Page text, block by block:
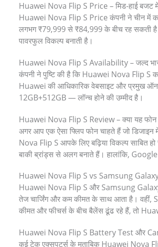
Huawei Nova Flip S Price – मिड-हाई बजट
Huawei Nova Flip S Price कंपनी ने चीन में
लगभग ₹79,999 से ₹84,999 के बीच रह सकती
पावरफुल विकल्प बनाती है।
Huawei Nova Flip S Availability – जल्द
कंपनी ने पुष्टि की है कि Huawei Nova Flip S
Huawei की आधिकारिक वेबसाइट और प्रमुख
12GB+512GB — लॉन्च होने की उम्मीद है।
Huawei Nova Flip S Review – क्या यह फोन
अगर आप एक ऐसा फ्लिप फोन चाहते हैं जो डिजाइन
Nova Flip S आपके लिए बढ़िया विकल्प साबित
बाकी ब्रांड्स से अलग बनाते हैं। हालांकि,
Huawei Nova Flip S vs Samsung
Huawei Nova Flip S और Samsung Galaxy
तेज चार्जिंग और कम कीमत के साथ आता है। वहीं,
कीमत और फीचर्स के बीच बैलेंस ढूंढ रहे हैं, तो
Huawei Nova Flip S Battery Test और
कई टेक एक्सपर्ट्स के मुताबिक Huawei Nova